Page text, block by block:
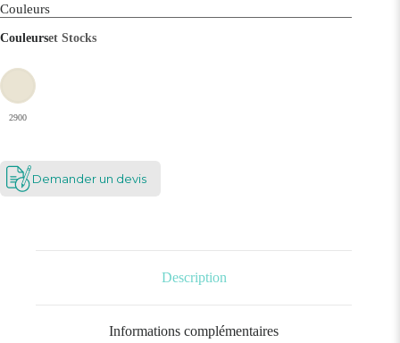
Couleurs
Couleurset Stocks
2900
Demander un devis
Description
Informations complémentaires